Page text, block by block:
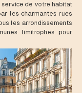
service de votre habitat
les charmantes rues
les arrondissements
limitrophes pour